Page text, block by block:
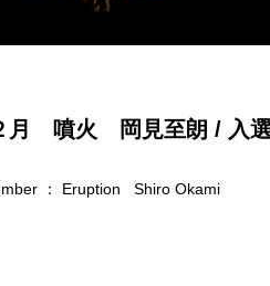
月 噴火 岡見至朗 / 入
： Eruption Shiro Okami